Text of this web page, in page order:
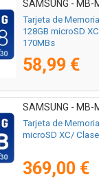
SAMSUNG - MB-
Tarjeta de
128GB microSD
170MBs
58,99 €
SAMSUNG - MB-
Tarjeta de
microSD XC/
369,00 €